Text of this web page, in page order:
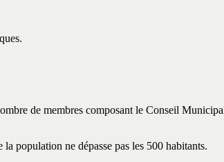
de membres composant le Conseil
population ne dépasse pas les 500 habitants.